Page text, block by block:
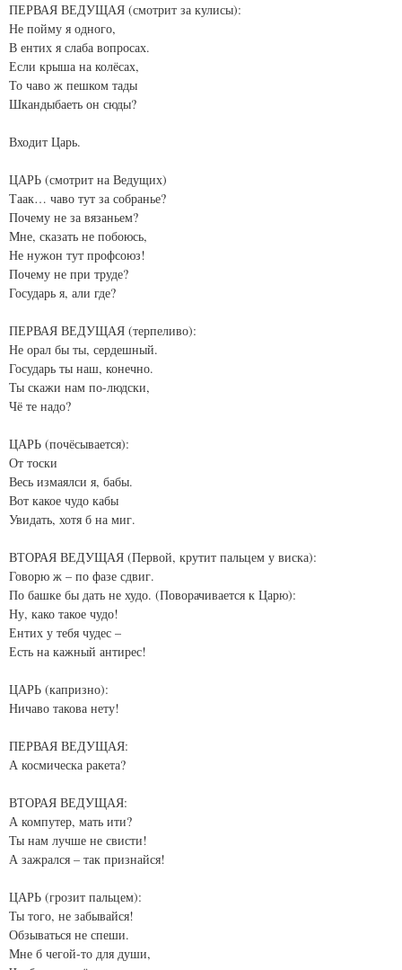
ПЕРВАЯ ВЕДУЩАЯ (смотрит за кулисы):
Не пойму я одного,
В ентих я слаба вопросах.
Если крыша на колёсах,
То чаво ж пешком тады
Шкандыбаеть он сюды?
Входит Царь.
ЦАРЬ (смотрит на Ведущих)
Таак… чаво тут за собранье?
Почему не за вязаньем?
Мне, сказать не побоюсь,
Не нужон тут профсоюз!
Почему не при труде?
Государь я, али где?
ПЕРВАЯ ВЕДУЩАЯ (терпеливо):
Не орал бы ты, сердешный.
Государь ты наш, конечно.
Ты скажи нам по-людски,
Чё те надо?
ЦАРЬ (почёсывается):
От тоски
Весь измаялси я, бабы.
Вот какое чудо кабы
Увидать, хотя б на миг.
ВТОРАЯ ВЕДУЩАЯ (Первой, крутит пальцем у виска):
Говорю ж – по фазе сдвиг.
По башке бы дать не худо. (Поворачивается к Царю):
Ну, како такое чудо!
Ентих у тебя чудес –
Есть на кажный антирес!
ЦАРЬ (капризно):
Ничаво такова нету!
ПЕРВАЯ ВЕДУЩАЯ:
А космическа ракета?
ВТОРАЯ ВЕДУЩАЯ:
А компутер, мать ити?
Ты нам лучше не свисти!
А зажрался – так признайся!
ЦАРЬ (грозит пальцем):
Ты того, не забывайся!
Обзываться не спеши.
Мне б чегой-то для души,